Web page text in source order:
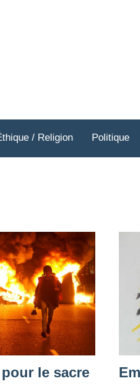
/ Religion Politique
le sacre